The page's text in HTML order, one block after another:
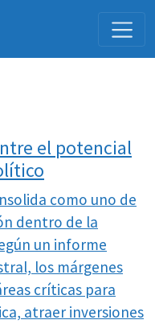
el potencial
como uno de
dentro de la
un informe
los márgenes
críticas para
atraer inversiones